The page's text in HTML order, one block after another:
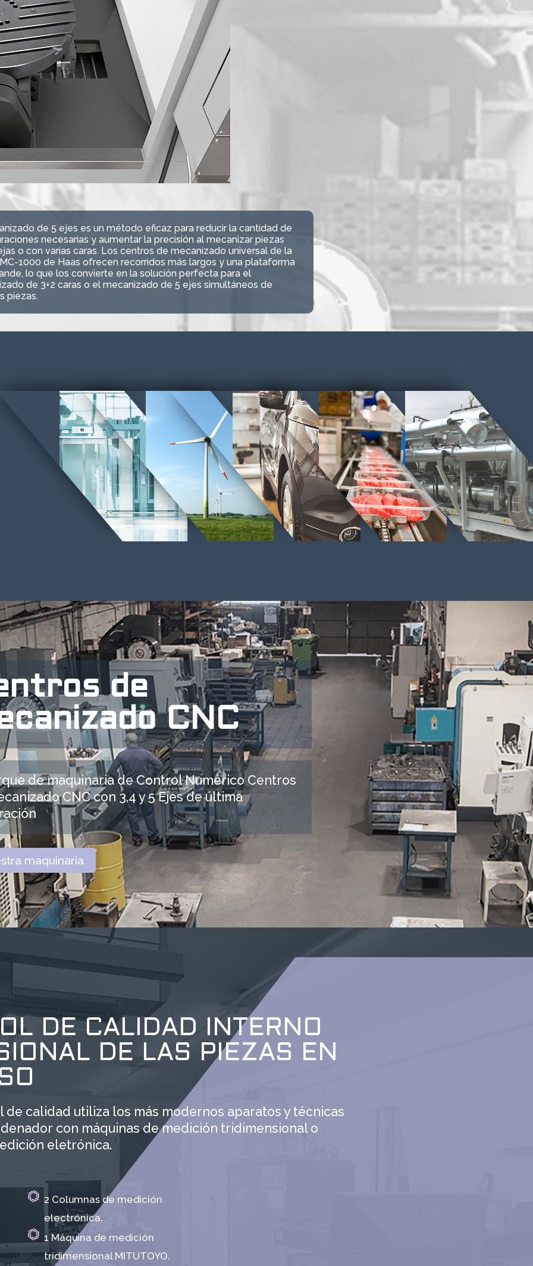
de 5 ejes es un método eficaz para reducir la cantidad de
necesarias y aumentar la precisión al mecanizar piezas
o con varias caras. Los centros de mecanizado universal de la
1000 de Haas ofrecen recorridos más largos y una plataforma
lo que los convierte en la solución perfecta para el
de 3+2 caras o el mecanizado de 5 ejes simultáneos de
piezas.
de
CNC
de maquinaria de Control Numérico Centros
CNC con 3,4 y 5 Ejes de última
maquinaria
DE CALIDAD INTERNO
DE LAS PIEZAS EN
calidad utiliza los más modernos aparatos y técnicas
con máquinas de medición tridimensional o
eletrónica.
2 Columnas de medición
electrónica.
1 Máquina de medición
tridimensional MITUTOYO.